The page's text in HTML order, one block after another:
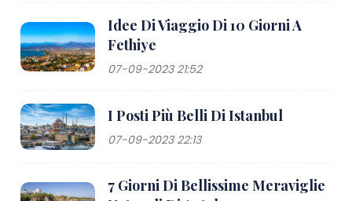
Idee Di Viaggio Di 10 Giorni A
Fethiye
07-09-2023 21:52
I Posti Più Belli Di Istanbul
07-09-2023 22:13
7 Giorni Di Bellissime Meraviglie